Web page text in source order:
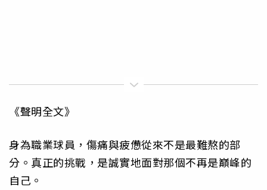
《聲明全文》
身為職業球員，傷痛與疲憊從來不是最難熬的部
分。真正的挑戰，是誠實地面對那個不再是巔峰的
自己。